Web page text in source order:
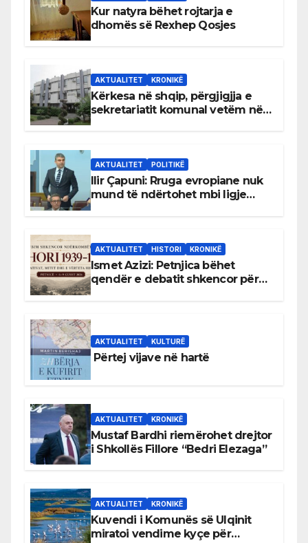
Kur natyra bëhet rojtarja e
dhomës së Rexhep Qosjes
AKTUALITET KRONIKË
Kërkesa në shqip, përgjigjja e
sekretariatit komunal vetëm në
AKTUALITET POLITIKË
Ilir Çapuni: Rruga evropiane nuk
mund të ndërtohet mbi ligje
AKTUALITET HISTORI KRONIKË
Ismet Azizi: Petnjica bëhet
qendër e debatit shkencor për
AKTUALITET KULTURË
Përtej vijave në hartë
AKTUALITET KRONIKË
Mustaf Bardhi riemërohet drejtor
i Shkollës Fillore “Bedri Elezaga”
AKTUALITET KRONIKË
Kuvendi i Komunës së Ulqinit
miratoi vendime kyçe për